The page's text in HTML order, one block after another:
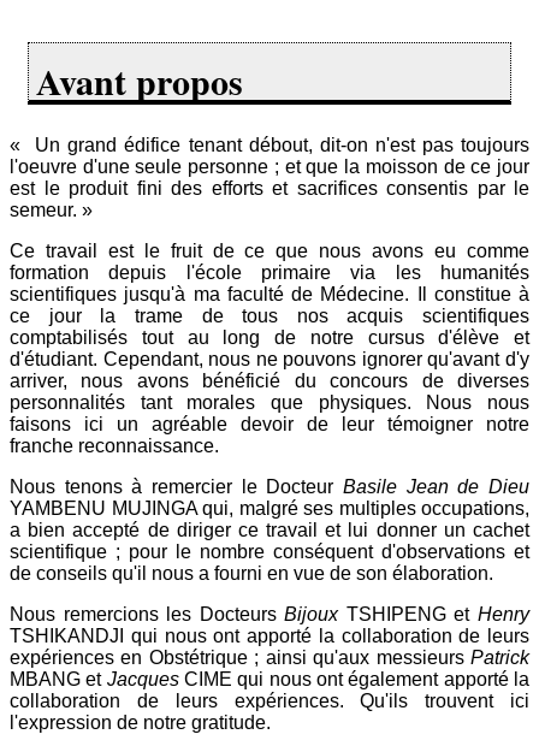
Avant propos
« Un grand édifice tenant débout, dit-on n'est pas toujours
l'oeuvre d'une seule personne ; et que la moisson de ce jour
est le produit fini des efforts et sacrifices consentis par le
semeur. »
Ce travail est le fruit de ce que nous avons eu comme
formation depuis l'école primaire via les humanités
scientifiques jusqu'à ma faculté de Médecine. Il constitue à
ce jour la trame de tous nos acquis scientifiques
comptabilisés tout au long de notre cursus d'élève et
d'étudiant. Cependant, nous ne pouvons ignorer qu'avant d'y
arriver, nous avons bénéficié du concours de diverses
personnalités tant morales que physiques. Nous nous
faisons ici un agréable devoir de leur témoigner notre
franche reconnaissance.
Nous tenons à remercier le Docteur Basile Jean de Dieu
YAMBENU MUJINGA qui, malgré ses multiples occupations,
a bien accepté de diriger ce travail et lui donner un cachet
scientifique ; pour le nombre conséquent d'observations et
de conseils qu'il nous a fourni en vue de son élaboration.
Nous remercions les DocteursBijouxTSHIPENG etHenry
TSHIKANDJI qui nous ont apporté la collaboration de leurs
expériences en Obstétrique ; ainsi qu'aux messieurs Patrick
MBANG et JacquesCIME qui nous ont également apporté la
collaboration de leurs expériences. Qu'ils trouvent ici
l'expression de notre gratitude.